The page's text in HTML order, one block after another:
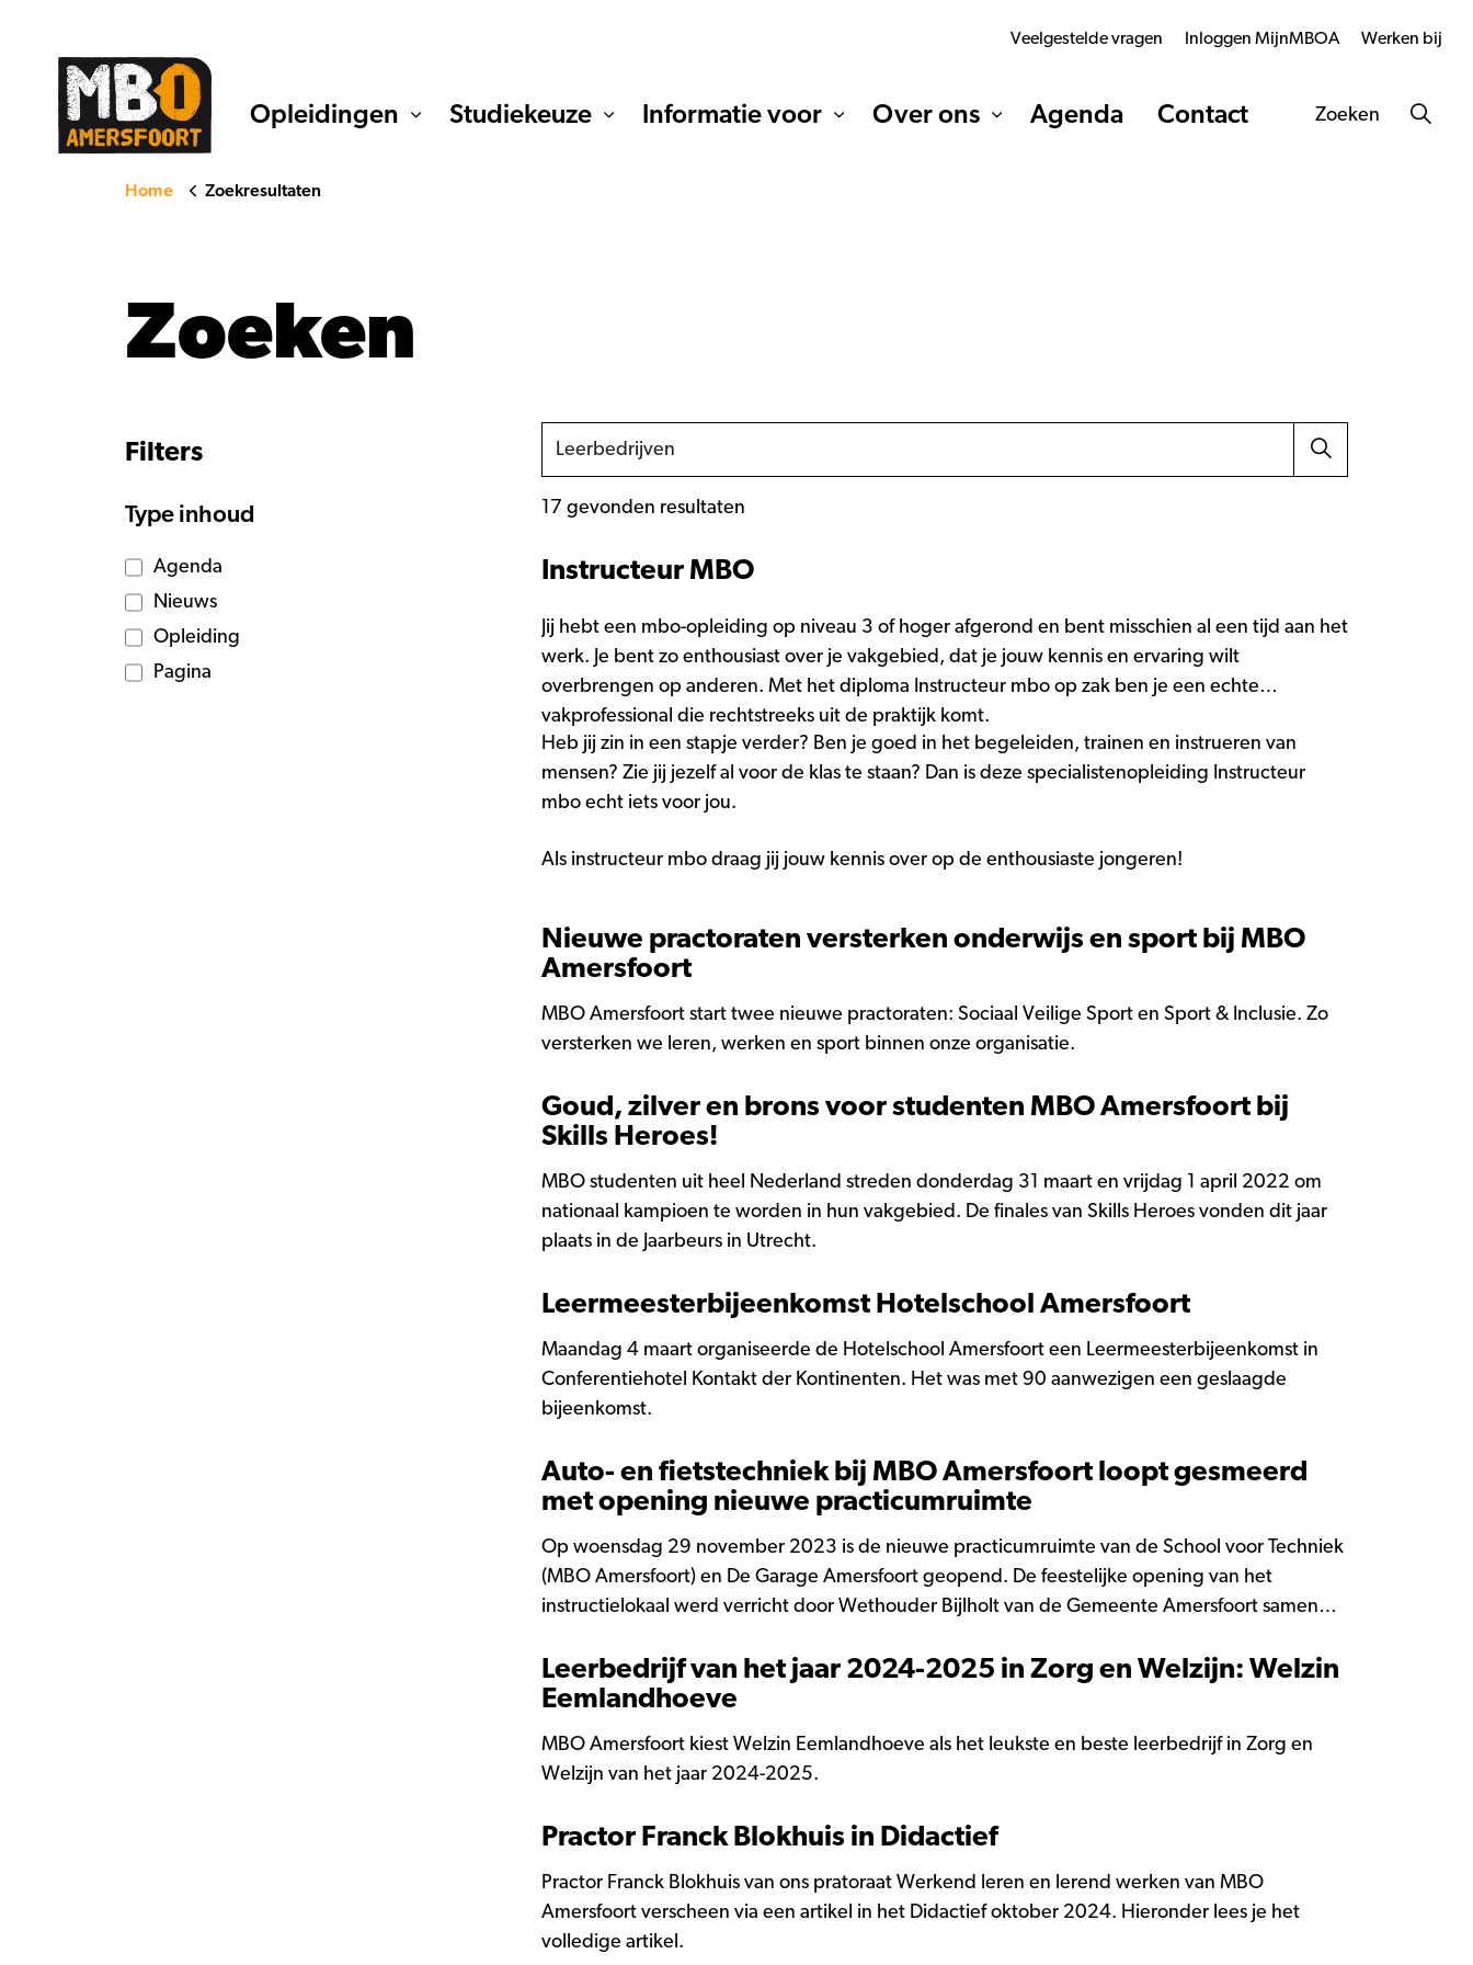
Opleidingen Studiekeuze Informatie voor Over ons Agenda Contact
Veelgestelde vragen Inloggen MijnMBOA Werken bij
Zoeken
Home Zoekresultaten
Zoeken
17 gevonden resultaten
Instructeur MBO
Jij hebt een mbo-opleiding op niveau 3 of hoger afgerond en bent misschien al een tijd aan het
werk. Je bent zo enthousiast over je vakgebied, dat je jouw kennis en ervaring wilt
overbrengen op anderen. Met het diploma Instructeur mbo op zak ben je een echte
vakprofessional die rechtstreeks uit de praktijk komt.
Heb jij zin in een stapje verder? Ben je goed in het begeleiden, trainen en instrueren van
mensen? Zie jij jezelf al voor de klas te staan? Dan is deze specialistenopleiding Instructeur
mbo echt iets voor jou.
Als instructeur mbo draag jij jouw kennis over op de enthousiaste jongeren!
Nieuwe practoraten versterken onderwijs en sport bij MBO
Amersfoort
MBO Amersfoort start twee nieuwe practoraten: Sociaal Veilige Sport en Sport & Inclusie. Zo
versterken we leren, werken en sport binnen onze organisatie.
Goud, zilver en brons voor studenten MBO Amersfoort bij
Skills Heroes!
MBO studenten uit heel Nederland streden donderdag 31 maart en vrijdag 1 april 2022 om
nationaal kampioen te worden in hun vakgebied. De finales van Skills Heroes vonden dit jaar
plaats in de Jaarbeurs in Utrecht.
Leermeesterbijeenkomst Hotelschool Amersfoort
Maandag 4 maart organiseerde de Hotelschool Amersfoort een Leermeesterbijeenkomst in
Conferentiehotel Kontakt der Kontinenten. Het was met 90 aanwezigen een geslaagde
bijeenkomst.
Auto- en fietstechniek bij MBO Amersfoort loopt gesmeerd
met opening nieuwe practicumruimte
Op woensdag 29 november 2023 is de nieuwe practicumruimte van de School voor Techniek
(MBO Amersfoort) en De Garage Amersfoort geopend. De feestelijke opening van het
instructielokaal werd verricht door Wethouder Bijlholt van de Gemeente Amersfoort samen
en fietstechniek studenten de nieuwste technieken en vaardigheden kunnen leren. Zo
worden zij opgeleid tot Automakers van de Toekomst.
Leerbedrijf van het jaar 2024-2025 in Zorg en Welzijn: Welzin
Eemlandhoeve
MBO Amersfoort kiest Welzin Eemlandhoeve als het leukste en beste leerbedrijf in Zorg en
Welzijn van het jaar 2024-2025.
Practor Franck Blokhuis in Didactief
Practor Franck Blokhuis van ons pratoraat Werkend leren en lerend werken van MBO
Amersfoort verscheen via een artikel in het Didactief oktober 2024. Hieronder lees je het
volledige artikel.
Filters
Type inhoud
Agenda
Nieuws
Opleiding
Pagina